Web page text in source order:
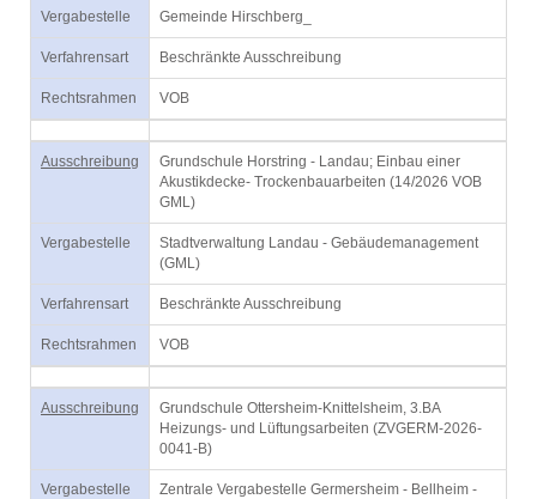
Vergabestelle Gemeinde Hirschberg_
Verfahrensart Beschränkte Ausschreibung
Rechtsrahmen VOB
Ausschreibung
Grundschule Horstring - Landau; Einbau einer
Akustikdecke- Trockenbauarbeiten (14/2026 VOB
GML)
Vergabestelle
Stadtverwaltung Landau - Gebäudemanagement
(GML)
Verfahrensart Beschränkte Ausschreibung
Rechtsrahmen VOB
Ausschreibung
Grundschule Ottersheim-Knittelsheim, 3.BA
Heizungs- und Lüftungsarbeiten (ZVGERM-2026-
0041-B)
Vergabestelle
Zentrale Vergabestelle Germersheim - Bellheim -